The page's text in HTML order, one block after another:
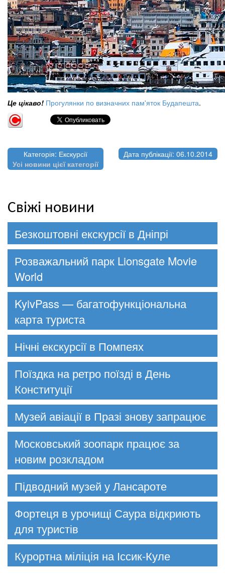
Це цікаво! Прогулянки по визначних пам'яток Будапешта.
Категорія: Екскурсії
Усі новини цієї категорії
Дата публікації: 06.10.2014
Свіжі новини
Безкоштовні екскурсії в Дніпрі
Розважальний парк Lionsgate Movie
World
KyivPass — багатофункціональна
карта туриста
Нічні екскурсії в Помпеях
Поїздка на ретро поїзді в День
Конституції
Музей авіації в Празі знову запрацює
Московський зоопарк працює за
новим розкладом
Підводний музей у Лансароте
Фортеця в урочищі Саура відкриють
для туристів
Курортна міліція на Іссик-Куле